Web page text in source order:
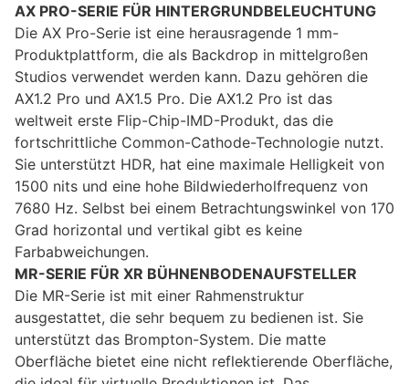
AX PRO-SERIE FÜR HINTERGRUNDBELEUCHTUNG
Die AX Pro-Serie ist eine herausragende 1 mm-
Produktplattform, die als Backdrop in mittelgroßen
Studios verwendet werden kann. Dazu gehören die
AX1.2 Pro und AX1.5 Pro. Die AX1.2 Pro ist das
weltweit erste Flip-Chip-IMD-Produkt, das die
fortschrittliche Common-Cathode-Technologie nutzt.
Sie unterstützt HDR, hat eine maximale Helligkeit von
1500 nits und eine hohe Bildwiederholfrequenz von
7680 Hz. Selbst bei einem Betrachtungswinkel von 170
Grad horizontal und vertikal gibt es keine
Farbabweichungen.
MR-SERIE FÜR XR BÜHNENBODENAUFSTELLER
Die MR-Serie ist mit einer Rahmenstruktur
ausgestattet, die sehr bequem zu bedienen ist. Sie
unterstützt das Brompton-System. Die matte
Oberfläche bietet eine nicht reflektierende Oberfläche,